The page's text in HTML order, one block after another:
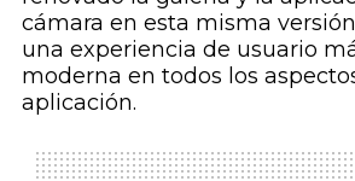
cámara en esta misma
una experiencia de usuario
moderna en todos los
aplicación.